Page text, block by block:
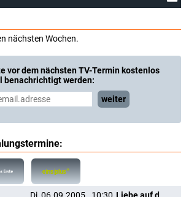
nächsten Wochen.
vor dem nächsten TV-Termin kostenlos
benachrichtigt werden:
weiter